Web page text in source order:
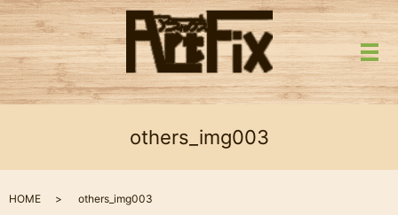
メ
others_img003
HOME others_img003